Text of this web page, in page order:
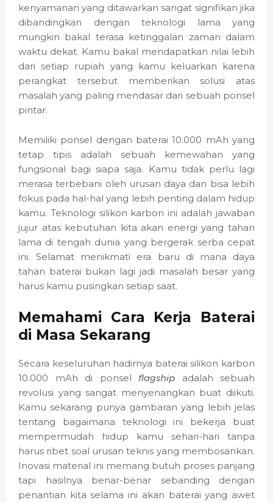
kenyamanan yang ditawarkan sangat signifikan jika
dibandingkan dengan teknologi lama yang
mungkin bakal terasa ketinggalan zaman dalam
waktu dekat. Kamu bakal mendapatkan nilai lebih
dari setiap rupiah yang kamu keluarkan karena
perangkat tersebut memberikan solusi atas
masalah yang paling mendasar dari sebuah ponsel
pintar.
Memiliki ponsel dengan baterai 10.000 mAh yang
tetap tipis adalah sebuah kemewahan yang
fungsional bagi siapa saja. Kamu tidak perlu lagi
merasa terbebani oleh urusan daya dan bisa lebih
fokus pada hal-hal yang lebih penting dalam hidup
kamu. Teknologi silikon karbon ini adalah jawaban
jujur atas kebutuhan kita akan energi yang tahan
lama di tengah dunia yang bergerak serba cepat
ini. Selamat menikmati era baru di mana daya
tahan baterai bukan lagi jadi masalah besar yang
harus kamu pusingkan setiap saat.
Memahami Cara Kerja Baterai
di Masa Sekarang
Secara keseluruhan hadirnya baterai silikon karbon
10.000 mAh di ponsel flagship adalah sebuah
revolusi yang sangat menyenangkan buat diikuti.
Kamu sekarang punya gambaran yang lebih jelas
tentang bagaimana teknologi ini bekerja buat
mempermudah hidup kamu sehari-hari tanpa
harus ribet soal urusan teknis yang membosankan.
Inovasi material ini memang butuh proses panjang
tapi hasilnya benar-benar sebanding dengan
penantian kita selama ini akan baterai yang awet